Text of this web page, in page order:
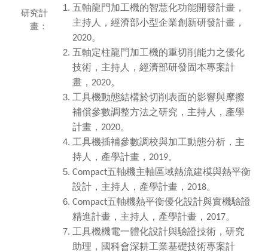
研究計
畫：
五軸龍門加工機的智慧化功能開發計畫，
主持人，經濟部小型企業創新研發計畫，
2020。
五軸定柱龍門加工機的重切削能力之優化
技術，主持人，經濟部研發固本專案計
畫， 2020。
工具機動態結構於切削表面的影響與摩擦
補償參數調整方法之研究，主持人
，產學
計畫， 2020。
工具機插補參數調校與加工動態分析 ，主
持人
，產學計畫， 2019。
Compact五軸機主軸區域熱流建模與熱平衡
設計 ，主持人 ，產學計畫， 2018。
Compact五軸機熱平衡優化設計與實機驗證
精進計畫 ，主持人 ，產學計畫， 2017。
工具機機電一體化設計與驗證技術 ，研究
助理 ，國科會深耕工業基礎技術專案計